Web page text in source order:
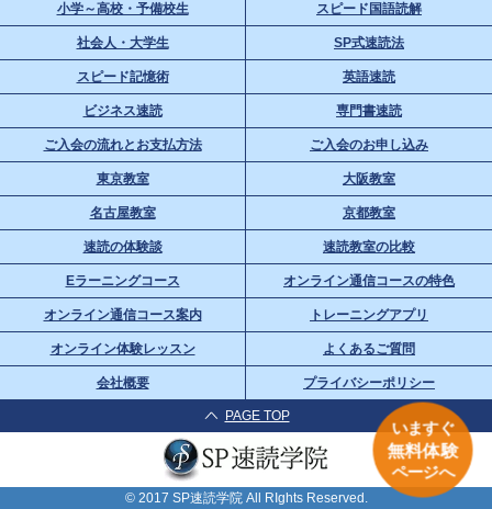
小学～高校・予備校生 スピード国語読解
社会人・大学生 SP式速読法
スピード記憶術 英語速読
ビジネス速読 専門書速読
ご入会の流れとお支払方法 ご入会のお申し込み
東京教室 大阪教室
名古屋教室 京都教室
速読の体験談 速読教室の比較
Eラーニングコース オンライン通信コースの特色
オンライン通信コース案内 トレーニングアプリ
オンライン体験レッスン よくあるご質問
会社概要 プライバシーポリシー
PAGE TOP
© 2017 SP速読学院 All RIghts Reserved.
いますぐ
無料体験
ページへ